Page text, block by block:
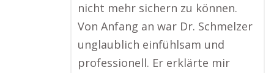
nicht mehr sichern zu können.
Von Anfang an war Dr. Schmelzer
unglaublich einfühlsam und
professionell. Er erklärte mir